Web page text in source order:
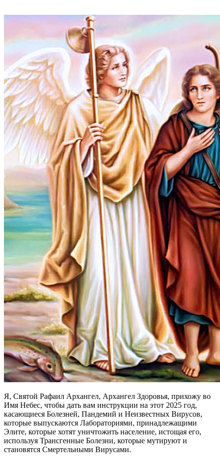
Я, Святой Рафаил Архангел, Архангел Здоровья, прихожу во
Имя Небес, чтобы дать вам инструкции на этот 2025 год,
касающиеся Болезней, Пандемий и Неизвестных Вирусов,
которые выпускаются Лабораториями, принадлежащими
Элите, которые хотят уничтожить население, истощая его,
используя Трансгенные Болезни, которые мутируют и
становятся Смертельными Вирусами.